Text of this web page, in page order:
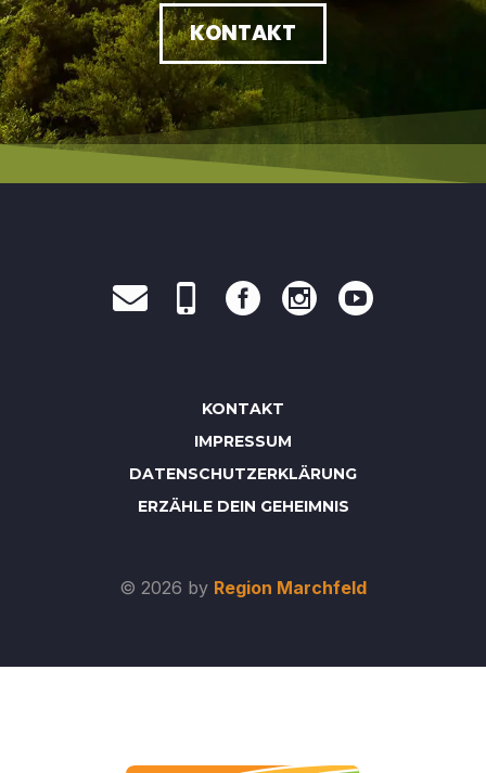
KONTAKT
KONTAKT
IMPRESSUM
DATENSCHUTZERKLÄRUNG
ERZÄHLE DEIN GEHEIMNIS
© 2026 by Region Marchfeld